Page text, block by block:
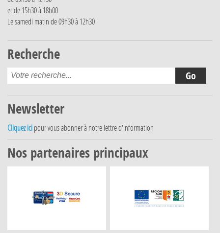
et de 15h30 à 18h00
Le samedi matin de 09h30 à 12h30
Recherche
Newsletter
Cliquez ici pour vous abonner à notre lettre d'information
Nos partenaires principaux